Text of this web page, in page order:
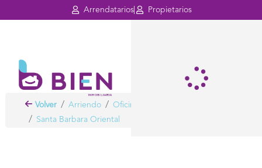
Arrendatarios Propietarios
Volver Arriendo Oficinas
Santa Barbara Oriental